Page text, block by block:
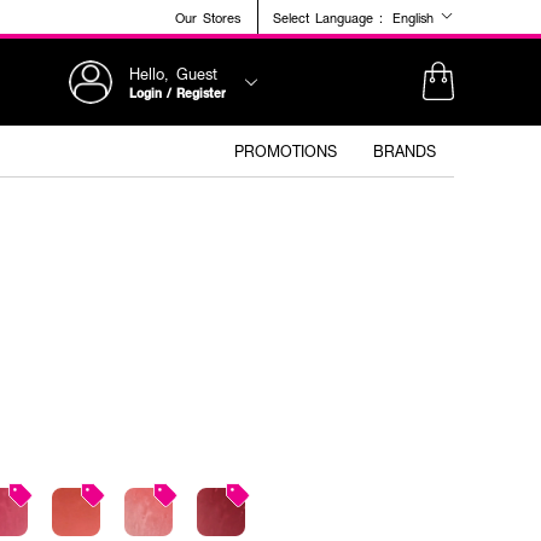
Our Stores Select Language : English
Hello, Guest
Login / Register
PROMOTIONS BRANDS